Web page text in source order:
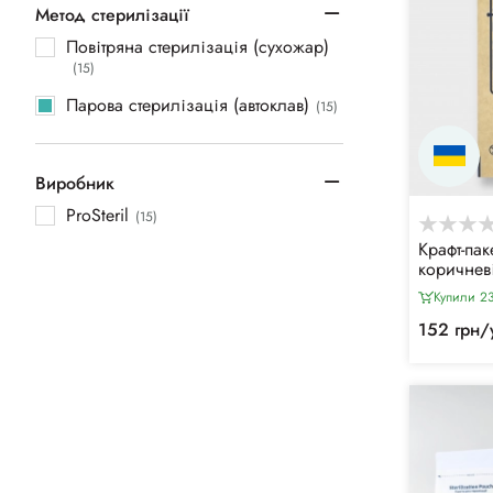
Метод стерилізації
Повітряна стерилізація (сухожар)
(15)
Парова стерилізація (автоклав) (15)
Виробник
ProSteril (15)
Крафт-
для
4 класу
Купили
152 грн/